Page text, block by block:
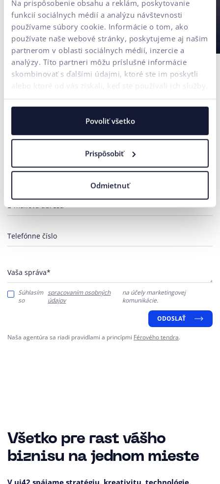
Na prispôsobenie obsahu a reklám, poskytovanie
funkcií sociálnych médií a analýzu návštevnosti
používame súbory cookie. Informácie o tom, ako
používate naše webové stránky, poskytujeme aj našim
partnerom v oblasti sociálnych médií, inzercie a
analýzy. Títo partneri môžu príslušné informácie
skombinovať s ďalšími údajmi, ktoré ste im poskytli
alebo ktoré od vás získali, keď ste používali ich služby.
Povoliť všetko
Prispôsobiť
Odmietnuť
Potrebujete poradiť?
Vaše meno*
E-mailová adresa*
Telefónne číslo
Vaša správa*
Súhlasím
so
spracovaním osobných
údajov
na účely marketingovej
komunikácie.
ODOSLAŤ
Naša agentúra sa riadi pravidlami a princípmi Férového tendra.
Všetko pre rast vášho
biznisu na jednom mieste
V ui42 spájame stratégiu, kreativitu, technológie,